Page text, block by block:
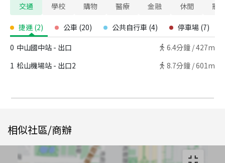
交通 學校 購物 醫療 金融 休閒 寵
捷運 (2) 公車 (20) 公共自行車 (4) 停車場 (7)
0 中山國中站 - 出口 6.4分鐘 /427m
1 松山機場站 - 出口2 8.7分鐘 /601m
相似社區/商辦